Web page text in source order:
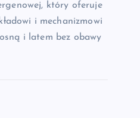
który oferuje
i mechanizmowi
i latem bez obawy